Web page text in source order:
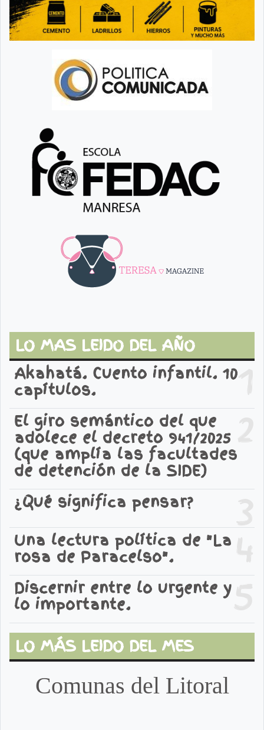
LO MAS LEIDO DEL AÑO
1
Akahatá. Cuento infantil. 10
capítulos.
2
El giro semántico del que
adolece el decreto 941/2025
(que amplía las facultades
de detención de la SIDE)
3
¿Qué significa pensar?
4
Una lectura política de "La
rosa de Paracelso".
5
Discernir entre lo urgente y
lo importante.
LO MÁS LEIDO DEL MES
Comunas del Litoral